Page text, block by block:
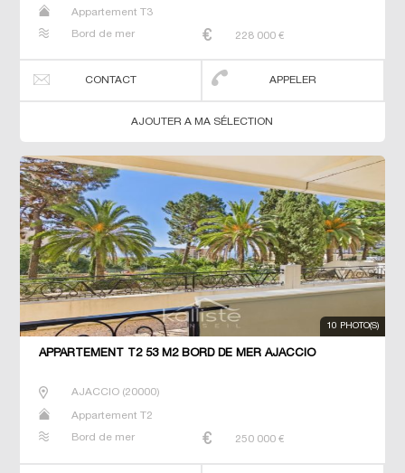
Appartement T3
Bord de mer 228 000 €
CONTACT APPELER
AJOUTER A MA SÉLECTION
10 PHOTO(S)
APPARTEMENT T2 53 M2 BORD DE MER AJACCIO
AJACCIO(20000)
Appartement T2
Bord de mer 250 000 €